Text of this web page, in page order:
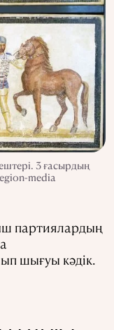
3 ғасырдың
media
партиялардың
шығуы кәдік.